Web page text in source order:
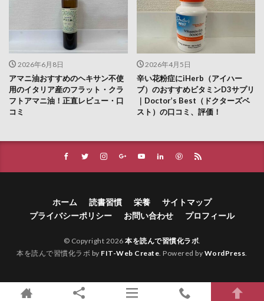
2026年6月8日
アマニ油おすすめのヘキサン不使
用のイタリア産のフラット・クラ
フトアマニ油！正直レビュー・口
コミ
2026年4月5日
辛い花粉症にiHerb（アイハー
ブ）のおすすめビタミンD3サプリ
｜Doctor’s Best（ドクターズベ
スト）の口コミ、評価！
ホーム 読書習慣 栄養
サイトマップ
プライバシーポリシー
お問い合わせ プロフィール
© Copyright 2026 本を読んで習慣化ラボ.
本を読んで習慣化ラボ by FIT-Web Create. Powered by WordPress.